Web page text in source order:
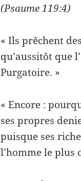
(Psaume 119:4)
« Ils prêchent
qu’aussitôt que
Purgatoire. »
« Encore :
ses propres
puisque ses
l’homme le plus